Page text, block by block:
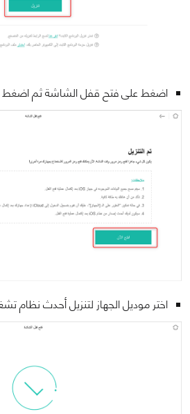
اضغط على فتح قفل الشاشة ثم اضغط
اختر موديل الجهاز لتنزيل أحدث نظام